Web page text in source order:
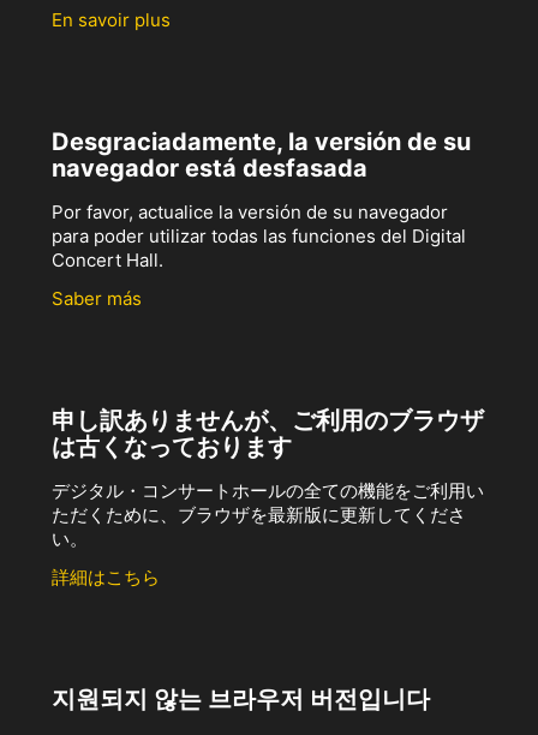
En savoir plus
Desgraciadamente, la versión de su
navegador está desfasada
Por favor, actualice la versión de su navegador
para poder utilizar todas las funciones del Digital
Concert Hall.
Saber más
申し訳ありませんが、ご利用のブラウザ
は古くなっております
デジタル・コンサートホールの全ての機能をご利用い
ただくために、ブラウザを最新版に更新してくださ
い。
詳細はこちら
지원되지 않는 브라우저 버전입니다